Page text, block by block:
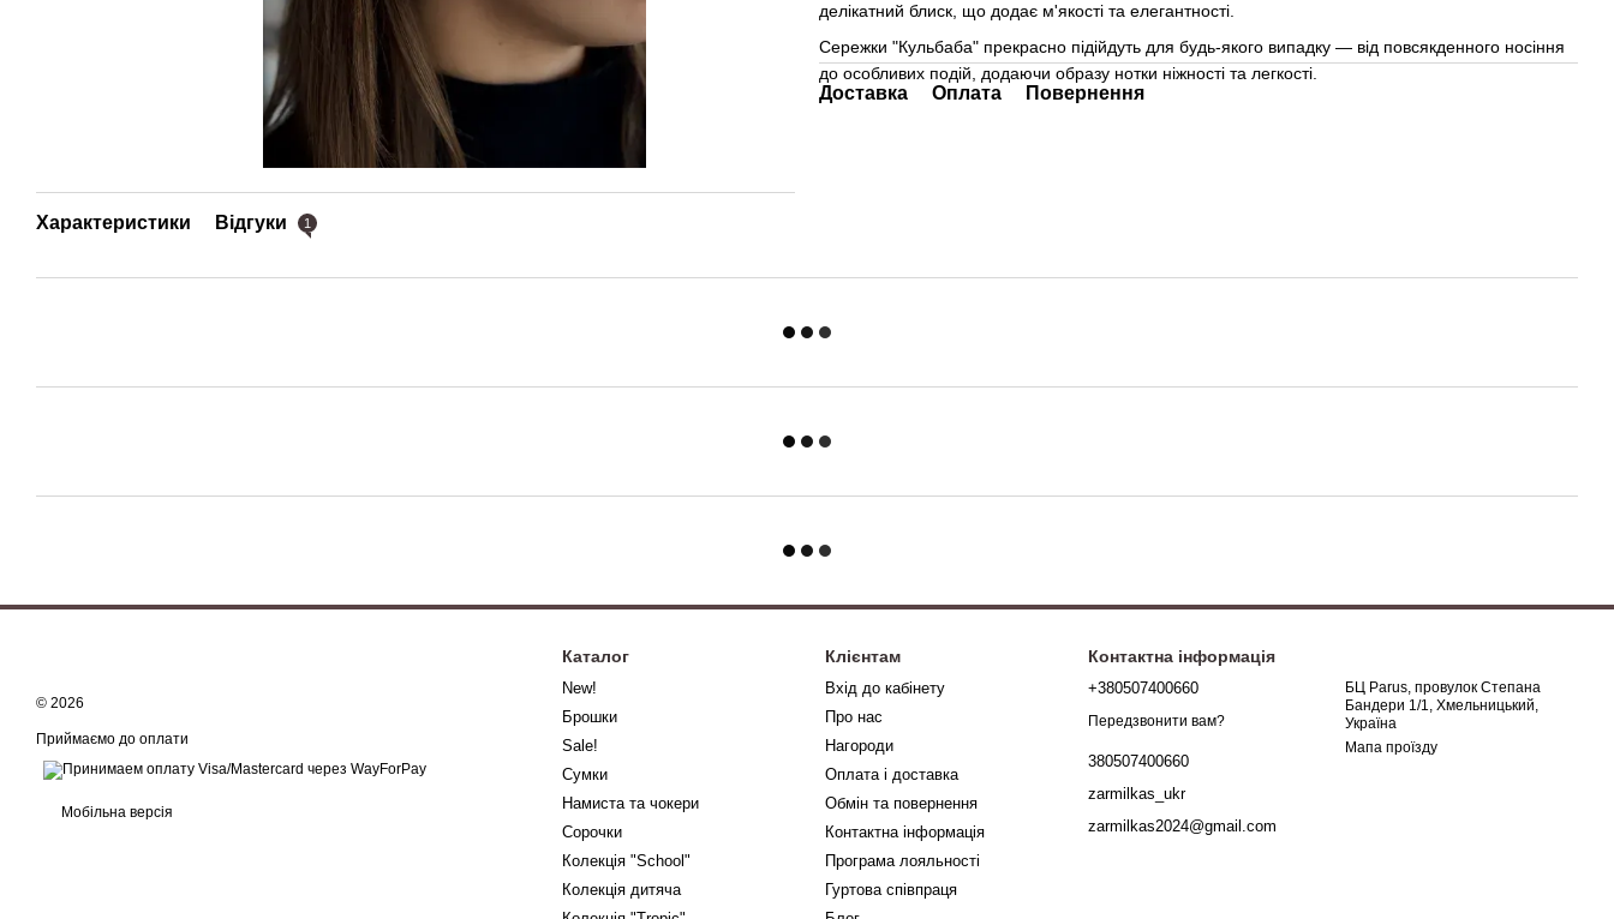
Характеристики Відгуки 1
делікатний блиск, що додає м'якості та елегантності.
Сережки "Кульбаба" прекрасно підійдуть для будь-якого випадку — від повсякденного носіння
до особливих подій, додаючи образу нотки ніжності та легкості.
Доставка Оплата Повернення
© 2026
Приймаємо до оплати
Мобільна версія
Каталог
New!
Брошки
Sale!
Сумки
Намиста та чокери
Сорочки
Колекція "School"
Колекція дитяча
Клієнтам
Вхід до кабінету
Про нас
Нагороди
Оплата і доставка
Обмін та повернення
Контактна інформація
Програма лояльності
Гуртова співпраця
Контактна інформація
+380507400660
Передзвонити вам?
380507400660
zarmilkas_ukr
zarmilkas2024@gmail.com
БЦ Parus, провулок Степана
Бандери 1/1, Хмельницький,
Україна
Мапа проїзду